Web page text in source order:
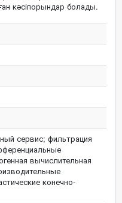
кәсіпорындар болады.
сервис; фильтрация
вычислительная
конечно-